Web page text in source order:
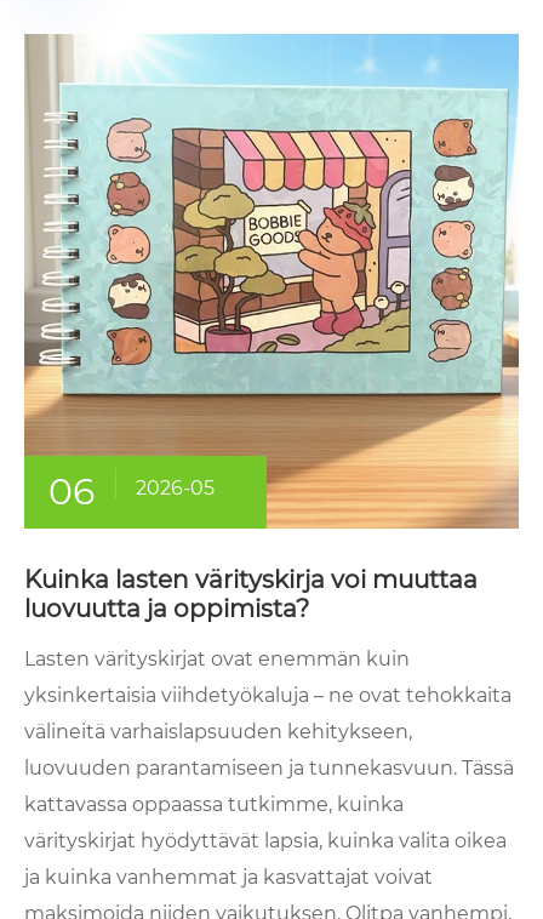
06 2026-05
Kuinka lasten värityskirja voi muuttaa
luovuutta ja oppimista?
Lasten värityskirjat ovat enemmän kuin
yksinkertaisia ​​viihdetyökaluja – ne ovat tehokkaita
välineitä varhaislapsuuden kehitykseen,
luovuuden parantamiseen ja tunnekasvuun. Tässä
kattavassa oppaassa tutkimme, kuinka
värityskirjat hyödyttävät lapsia, kuinka valita oikea
ja kuinka vanhemmat ja kasvattajat voivat
maksimoida niiden vaikutuksen. Olitpa vanhempi,